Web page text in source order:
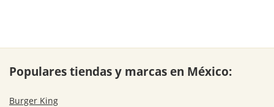
Populares tiendas y marcas en México:
Burger King